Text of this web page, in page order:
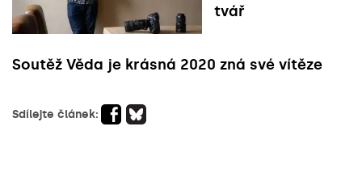
tvář
Soutěž Věda je krásná 2020 zná své vítěze
Sdílejte článek: